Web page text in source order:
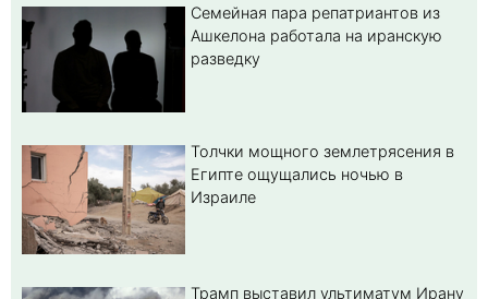
Семейная пара репатриантов из
Ашкелона работала на иранскую
разведку
Толчки мощного землетрясения в
Египте ощущались ночью в
Израиле
Трамп выставил ультиматум Ирану